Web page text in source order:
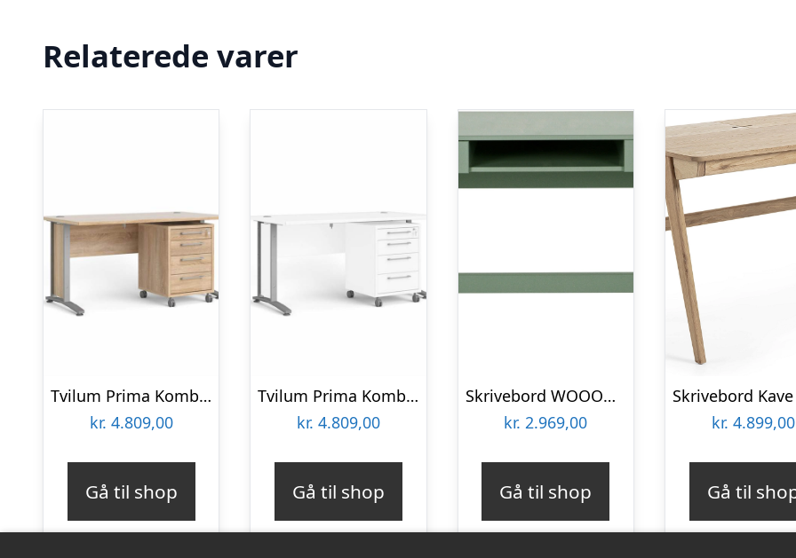
Relaterede varer
Tvilum Prima Komb. skrivebord – 150 cm : Erling Christensen Møbler
kr. 4.809,00
Gå til shop
Tvilum Prima Komb. skrivebord – 150 cm – hvid / metal : Erling Christensen Møbler
kr. 4.809,00
Gå til shop
Skrivebord WOOOD Nikki, massivt fyrretræ jadegrøn, L140ÃD62ÃH75 cm, 2 skuffer & åben hylde
kr. 2.969,00
Gå til shop
kr. 4.899,00
Gå til